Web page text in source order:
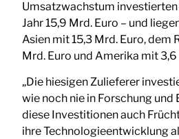
Umsatzwachstum
Jahr 15,9 Mrd. Euro – und
Asien mit 15,3 Mrd. Euro, dem
Mrd. Euro und Amerika mit 3,6
„Die hiesigen Zulieferer
wie noch nie in Forschung
diese Investitionen auch
ihre Technologieentwicklung